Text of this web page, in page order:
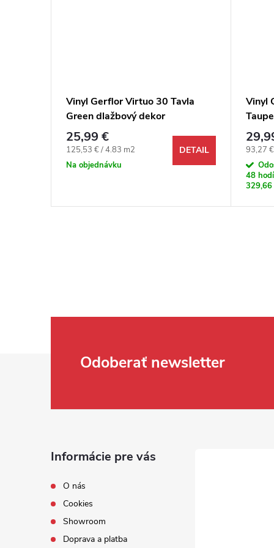
Vinyl Gerflor Virtuo 30 Tavla
Green dlažbový dekor
25,99 €
Jednotková cena:
125,53 € / 4.83 m2
Na objednávku
DETAIL
Vinyl
93,27
48
329,66
Odoberať newsletter
Informácie pre vás
O nás
Cookies
Showroom
Doprava a platba